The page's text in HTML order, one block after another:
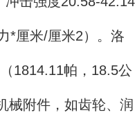
*厘米/厘米2）。洛
1814.11帕，18.5公
械附件，如齿轮、润